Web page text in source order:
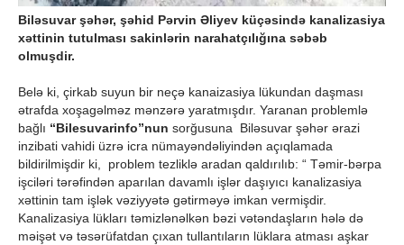
Biləsuvar şəhər, şəhid Pərvin Əliyev küçəsində kanalizasiya
xəttinin tutulması sakinlərin narahatçılığına səbəb
olmuşdir.
Belə ki, çirkab suyun bir neçə kanaizasiya lükundan daşması
ətrafda xoşagəlməz mənzərə yaratmışdır. Yaranan problemlə
bağlı “Bilesuvarinfo”nun sorğusuna Biləsuvar şəhər ərazi
inzibati vahidi üzrə icra nümayəndəliyindən açıqlamada
bildirilmişdir ki, problem tezliklə aradan qaldırılıb: “ Təmir-bərpa
işciləri tərəfindən aparılan davamlı işlər daşıyıcı kanalizasiya
xəttinin tam işlək vəziyyətə gətirməyə imkan vermişdir.
Kanalizasiya lükları təmizlənəlkən bəzi vətəndaşların hələ də
məişət və təsərüfatdan çıxan tullantıların lüklara atması aşkar